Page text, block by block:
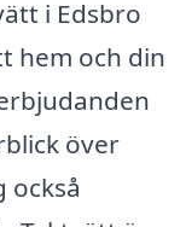
i Edsbro
hem och din
över
också